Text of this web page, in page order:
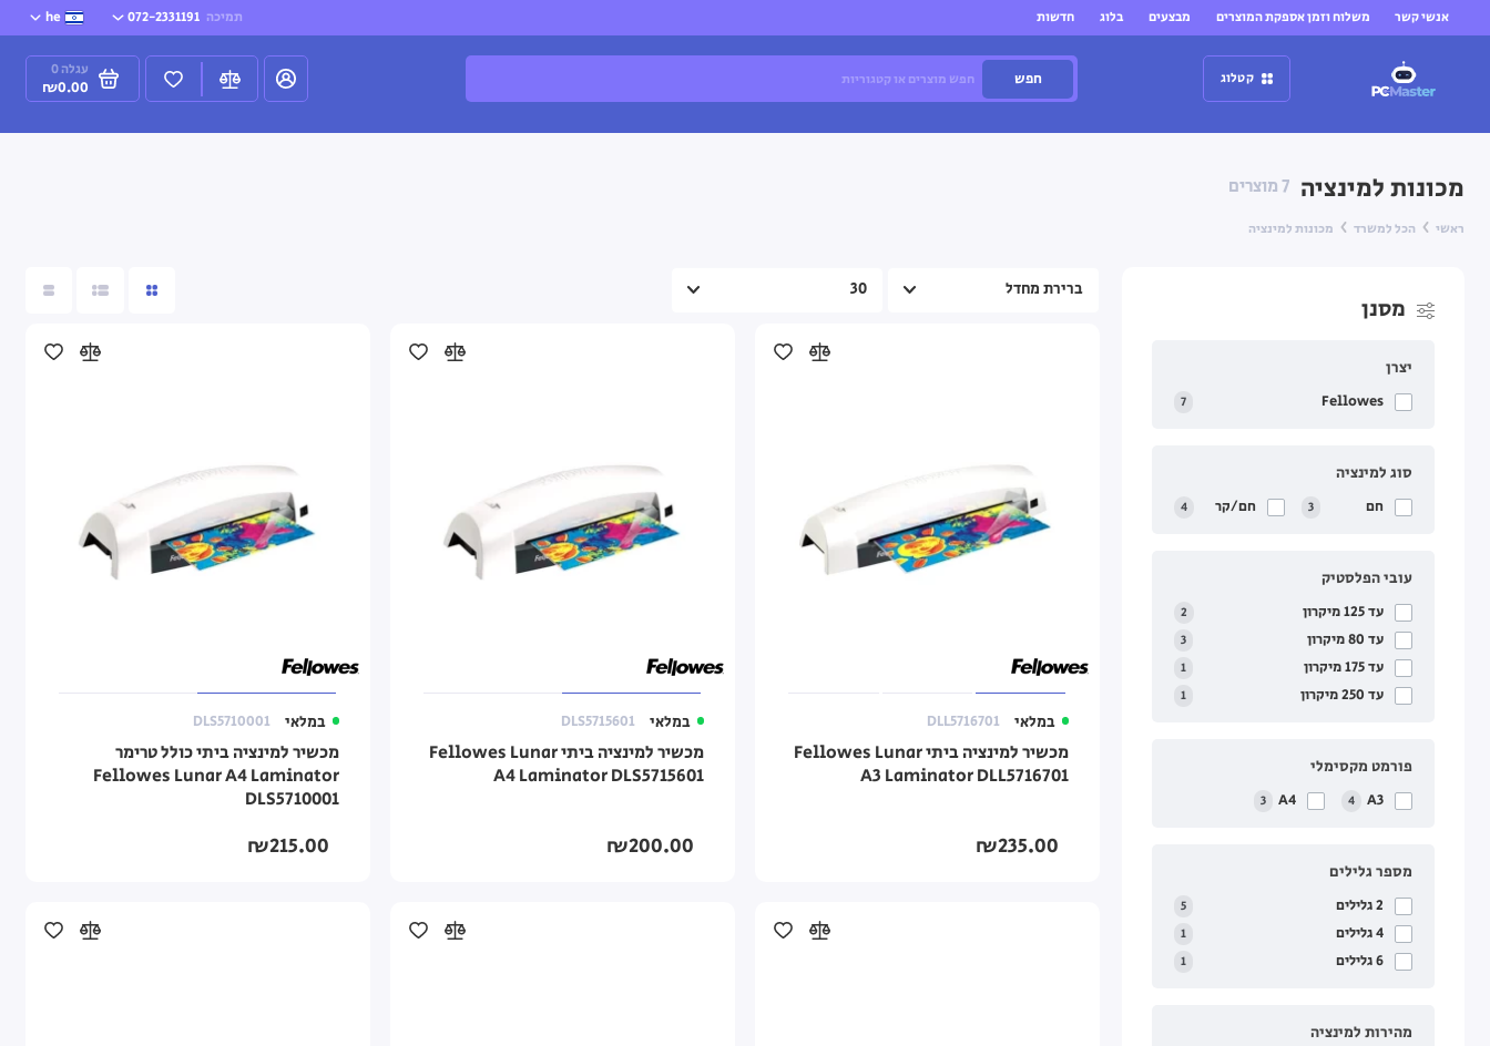
אנשי קשר משלוח וזמן אספקת המוצרים מבצעים בלוג חדשות תמיכה 072-2331191
he
קטלוג חפש עגלה 0
₪0.00
מכונות למינציה 7 מוצרים
ראשי הכל למשרד מכונות למינציה
מסנן
יצרן
Fellowes
7
סוג למינציה
חם 3 חם/קר 4
עובי הפלסטיק
עד 125 מיקרון 2
עד 80 מיקרון 3
עד ‎175 מיקרון 1
עד ‎250 מיקרון 1
פורמט מקסימלי
A3
4
A4
3
מספר גלילים
2 גלילים 5
4 גלילים 1
6 גלילים 1
מהירות למינציה
במלאי DLL5716701
מכשיר למינציה ביתי Fellowes Lunar
A3 Laminator DLL5716701
₪235.00
במלאי DLS5715601
מכשיר למינציה ביתי Fellowes Lunar
A4 Laminator DLS5715601
₪200.00
במלאי DLS5710001
מכשיר למינציה ביתי כולל טרימר
Fellowes Lunar A4 Laminator
DLS5710001
₪215.00